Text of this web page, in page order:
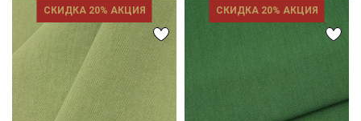
СКИДКА 20% АКЦИЯ СКИДКА 20% АКЦИЯ